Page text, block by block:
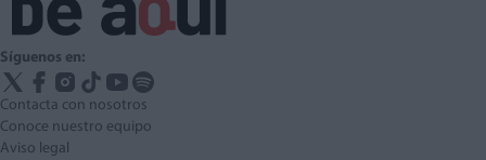
Síguenos en:
Contacta con nosotros
Conoce nuestro equipo
Aviso legal